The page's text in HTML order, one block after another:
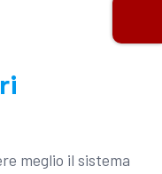
meglio il sistema